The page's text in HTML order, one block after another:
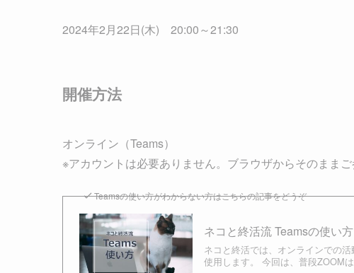
2024年2月22日(木) 20:00～21:30
開催方法
オンライン（Teams）
※アカウントは必要ありません。ブラウザからそのままご
Teamsの使い方がわからない方はこちらの記事をどうぞ
ネコと終活流 Teamsの使い方
ネコと終活では、オンラインでの
使用します。 今回は、普段ZOOM